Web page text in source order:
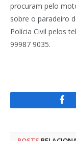
procuram pelo
sobre o paradeiro
Polícia Civil pelos
99987 9035.